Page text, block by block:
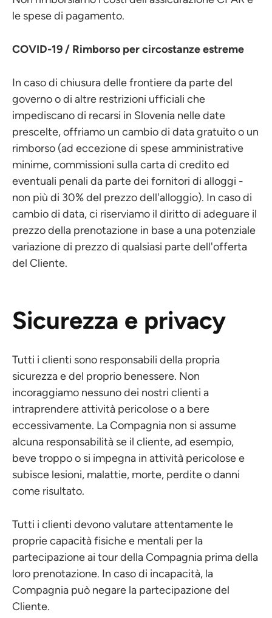
le spese di pagamento.
COVID-19 / Rimborso per circostanze estreme
In caso di chiusura delle frontiere da parte del
governo o di altre restrizioni ufficiali che
impediscano di recarsi in Slovenia nelle date
prescelte, offriamo un cambio di data gratuito o un
rimborso (ad eccezione di spese amministrative
minime, commissioni sulla carta di credito ed
eventuali penali da parte dei fornitori di alloggi -
non più di 30% del prezzo dell'alloggio). In caso di
cambio di data, ci riserviamo il diritto di adeguare il
prezzo della prenotazione in base a una potenziale
variazione di prezzo di qualsiasi parte dell'offerta
del Cliente.
Sicurezza e privacy
Tutti i clienti sono responsabili della propria
sicurezza e del proprio benessere. Non
incoraggiamo nessuno dei nostri clienti a
intraprendere attività pericolose o a bere
eccessivamente. La Compagnia non si assume
alcuna responsabilità se il cliente, ad esempio,
beve troppo o si impegna in attività pericolose e
subisce lesioni, malattie, morte, perdite o danni
come risultato.
Tutti i clienti devono valutare attentamente le
proprie capacità fisiche e mentali per la
partecipazione ai tour della Compagnia prima della
loro prenotazione. In caso di incapacità, la
Compagnia può negare la partecipazione del
Cliente.